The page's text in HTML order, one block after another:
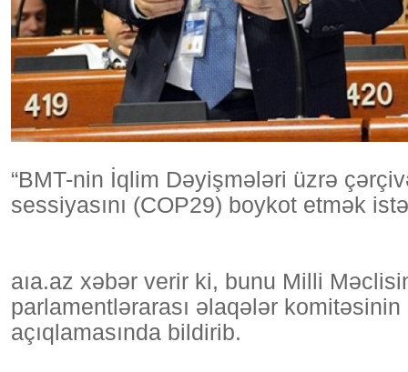
“BMT-nin İqlim Dəyişmələri üzrə
sessiyasını (COP29) boykot etmək
aıa.az xəbər verir ki, bunu Milli
parlamentlərarası əlaqələr
açıqlamasında bildirib.